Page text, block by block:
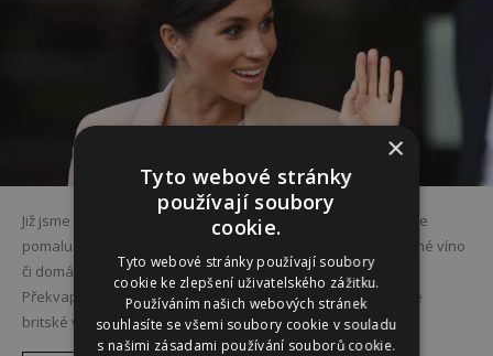
Již jsme zapálili druhou adventní svíčku a přípravy na Vánoce
pomalu vrcholí. Ke sváteční atmosféře patří i tradiční svařené víno
či domácí vaječný koňak. Letos však můžete udělat výjimku.
Překvapte svou rodinu či známé speciálním koktejlem podle
britské vévodkyně...
×
Tyto webové stránky
používají soubory
cookie.
Tyto webové stránky používají soubory
cookie ke zlepšení uživatelského zážitku.
Používáním našich webových stránek
souhlasíte se všemi soubory cookie v souladu
s našimi zásadami používání souborů cookie.